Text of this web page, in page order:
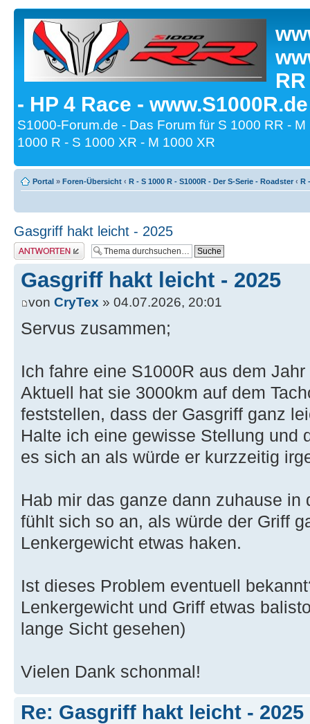
- HP 4 Race -
S1000-Forum.de - Das Forum für S 1000 RR -
1000 R - S 1000 XR - M 1000 XR
Portal » Foren-Übersicht ‹ R - S 1000 R - S1000R - Der S-Serie - Roadster ‹ R
Gasgriff hakt leicht - 2025
Antwort erstellen
Gasgriff hakt leicht - 2025
von CryTex » 04.07.2026, 20:01
Servus zusammen;
Ich fahre eine S1000R aus dem Jahr
Aktuell hat sie 3000km auf dem
feststellen, dass der Gasgriff ganz
Halte ich eine gewisse Stellung und
es sich an als würde er kurzzeitig
Hab mir das ganze dann zuhause in
fühlt sich so an, als würde der Griff
Lenkergewicht etwas haken.
Ist dieses Problem eventuell
Lenkergewicht und Griff etwas
lange Sicht gesehen)
Vielen Dank schonmal!
Re: Gasgriff hakt leicht - 2025